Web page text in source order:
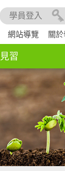
學員登入
網站導覽 關
習